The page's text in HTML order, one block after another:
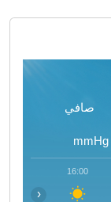
صافي
mmHg
16:00
‹